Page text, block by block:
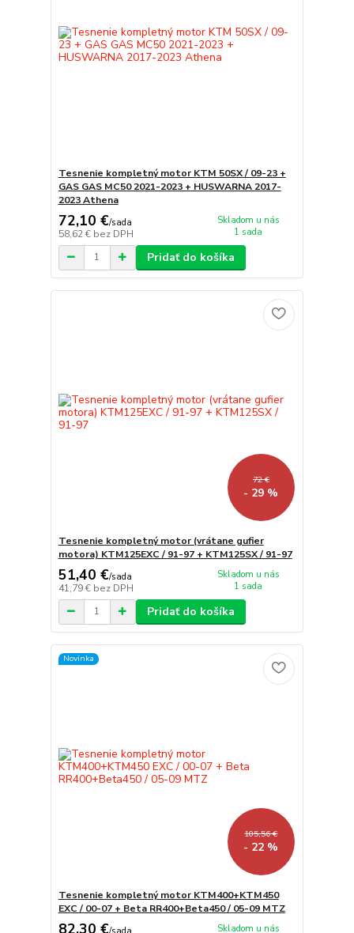
Tesnenie kompletný motor KTM 50SX / 09-23 +
GAS GAS MC50 2021-2023 + HUSWARNA 2017-
2023 Athena
72,10 €/sada
58,62 € bez DPH
Skladom u nás
1 sada
Pridať do košíka
72 €
- 29 %
Tesnenie kompletný motor (vrátane gufier
motora) KTM125EXC / 91-97 + KTM125SX / 91-97
51,40 €/sada
41,79 € bez DPH
Skladom u nás
1 sada
Pridať do košíka
Novinka
105,56 €
- 22 %
Tesnenie kompletný motor KTM400+KTM450
EXC / 00-07 + Beta RR400+Beta450 / 05-09 MTZ
82,30 € Skladom u nás